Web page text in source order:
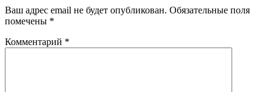
Ваш адрес email не будет опубликован. Обязательные поля
помечены *
Комментарий *